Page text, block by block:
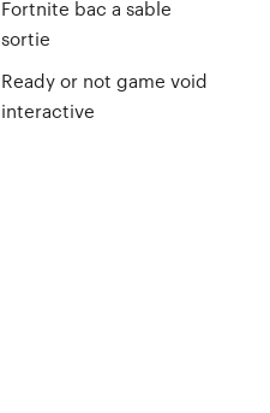
Fortnite bac a sable
sortie
Ready or not game void
interactive